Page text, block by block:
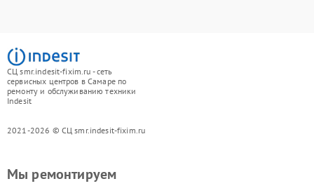
СЦ smr.indesit-fixim.ru - сеть
сервисных центров в Самаре по
ремонту и обслуживанию техники
Indesit
2021-2026 © СЦ smr.indesit-fixim.ru
Мы ремонтируем